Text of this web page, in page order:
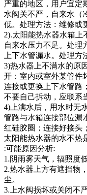
严重的地区，用户宜定
水阀关不严，自来水（
低。处理方法：维修或
2).太阳能热水器水箱上
自来水压力不足。处理
上下水管漏水。处理方
3)热水器上不满水的原
开：室内或室外某管件
连接或更换上下水管路
不要自己拆动，应联系
4)上满水后，用水时无
管路与水箱连接部位漏
红硅胶圈；连接好接头
太阳能热水器的水不热
:可能原因分析:
1.阴雨雾天气，辐照度
2.热水器上方有遮挡物
尘。
3.上水阀损坏或关闭不